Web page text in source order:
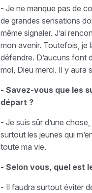
- Je ne manque pas de
de grandes sensations
même signaler. J’ai
mon avenir. Toutefois, je
défendre. D’aucuns font
moi, Dieu merci. Il y aura
- Savez-vous que les
départ ?
- Je suis sûr d’une
surtout les jeunes qui
toute ma vie.
- Selon vous, quel est
- Il faudra surtout éviter